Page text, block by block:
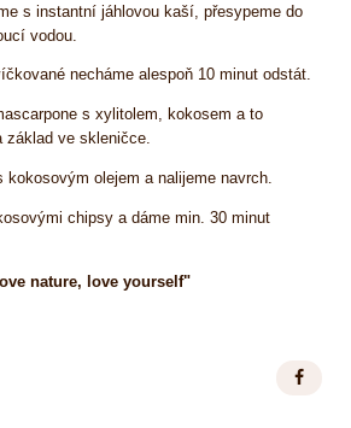
s instantní jáhlovou kaší, přesypeme do
vodou.
necháme alespoň 10 minut odstát.
s xylitolem, kokosem a to
základ ve skleničce.
kokosovým olejem a nalijeme navrch.
chipsy a dáme min. 30 minut
nature, love yourself"